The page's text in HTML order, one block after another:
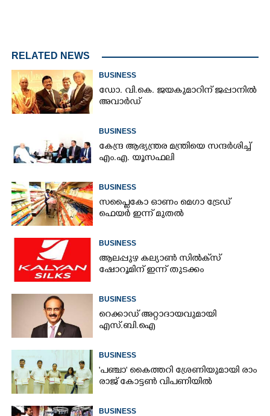
RELATED NEWS
BUSINESS
ഡോ. വി.കെ. ജയകുമാറിന് ജപ്പാനിൽ
അവാർഡ്
BUSINESS
കേന്ദ്ര ആഭ്യന്ത്രര മന്ത്രിയെ സന്ദർശിച്ച്
എം.എ. യൂസഫലി
BUSINESS
സപ്ലൈകോ ഓണം മെഗാ ട്രേഡ്
ഫെയർ ഇന്ന് മുതൽ
BUSINESS
ആലപ്പുഴ കല്യാൺ സിൽക്‌സ്
ഷോറൂമിന് ഇന്ന് തുടക്കം
BUSINESS
റെക്കാഡ് അറ്റാദായവുമായി
എസ്.ബി.ഐ
BUSINESS
'​പ​ഞ്ചാ​'​ ​കൈ​ത്ത​റി​ ​ശ്രേ​ണി​യു​മാ​യി​ ​രാം​
രാ​ജ് ​കോ​ട്ടൺ വിപണിയിൽ
BUSINESS